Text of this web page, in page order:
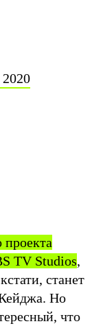
проекта
TV Studios,
станет
Но
что